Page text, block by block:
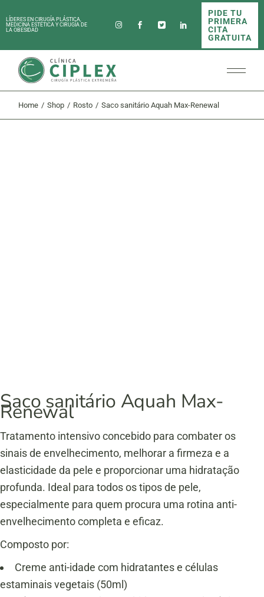
to
theLÍDERES EN CIRUGÍA PLÁSTICA,
MEDICINA ESTÉTICA Y CIRUGÍA DE
LA OBESIDAD
PIDE TU
PRIMERA
CITA
GRATUITA
Home Shop Rosto Saco sanitário Aquah Max-Renewal
Saco sanitário Aquah Max-
Renewal
Tratamento intensivo concebido para combater os
sinais de envelhecimento, melhorar a firmeza e a
elasticidade da pele e proporcionar uma hidratação
profunda. Ideal para todos os tipos de pele,
especialmente para quem procura uma rotina anti-
envelhecimento completa e eficaz.
Composto por:
Creme anti-idade com hidratantes e células
estaminais vegetais (50ml)